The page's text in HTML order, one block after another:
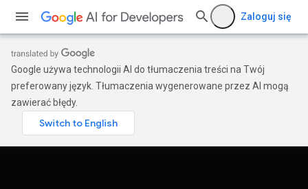
Zaloguj się
Google używa technologii AI do tłumaczenia treści na Twój
preferowany język. Tłumaczenia wygenerowane przez AI mogą
zawierać błędy.